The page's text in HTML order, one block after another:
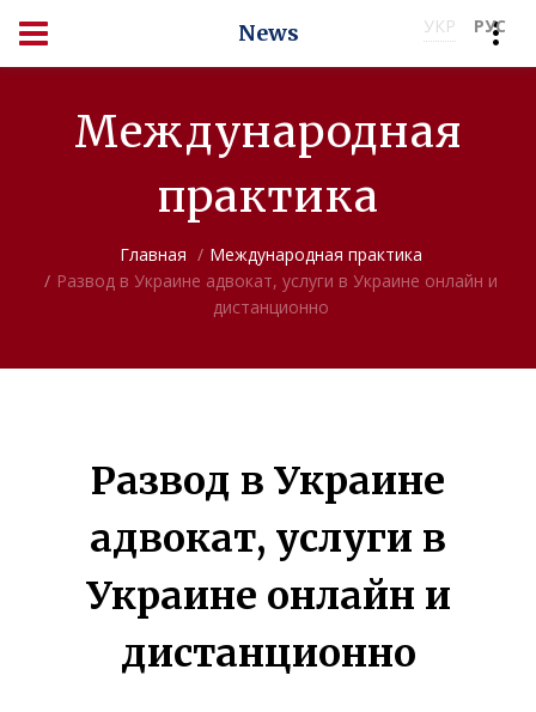
РУС
УКР
News
Международная
практика
Главная
Международная практика
Развод в Украине адвокат, услуги в Украине онлайн и
дистанционно
Развод в Украине
адвокат, услуги в
Украине онлайн и
дистанционно